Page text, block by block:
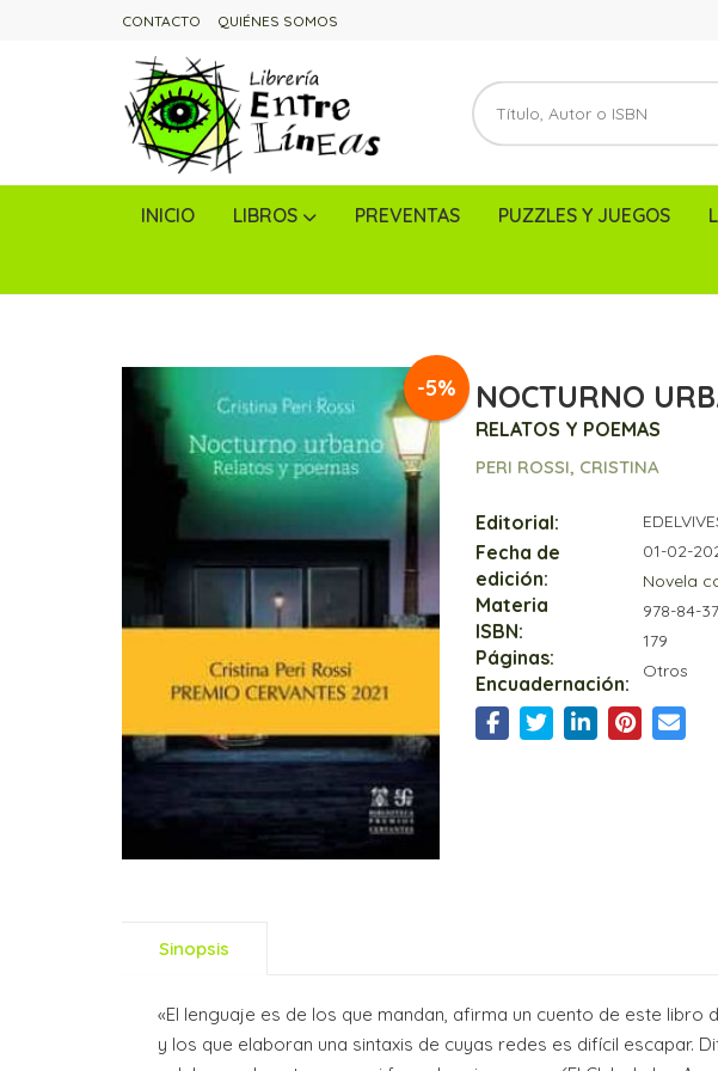
CONTACTO QUIÉNES SOMOS
INICIO LIBROS PREVENTAS PUZZLES Y JUEGOS
-5% NOCTURNO
RELATOS Y POEMAS
PERI ROSSI, CRISTINA
Editorial:
Fecha de
edición:
01-02-
Materia
Novela
ISBN:
978-84-
Páginas:
179
Encuadernación:
Otros
Sinopsis
«El lenguaje es de los que mandan, afirma un cuento de este
y los que elaboran una sintaxis de cuyas redes es difícil escapar.